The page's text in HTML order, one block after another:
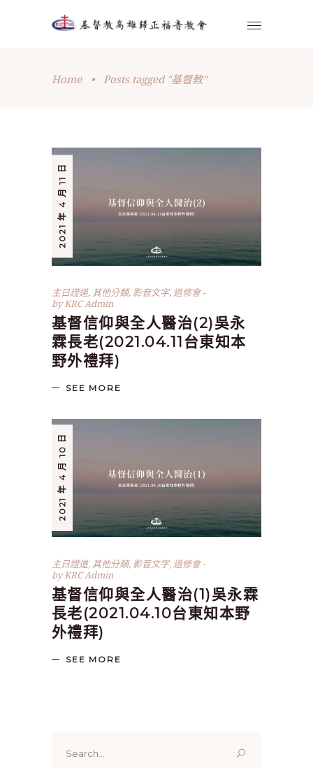
Home • Posts tagged "基督教"
2021 年 4 月 11 日
主日證道, 其他分類, 影音文字, 退修會
byKRC Admin
基督信仰與全人醫治(2)吳永
霖長老(2021.04.11台東知本
野外禮拜)
SEE MORE
2021 年 4 月 10 日
主日證道, 其他分類, 影音文字, 退修會
byKRC Admin
基督信仰與全人醫治(1)吳永霖
長老(2021.04.10台東知本野
外禮拜)
SEE MORE
for: